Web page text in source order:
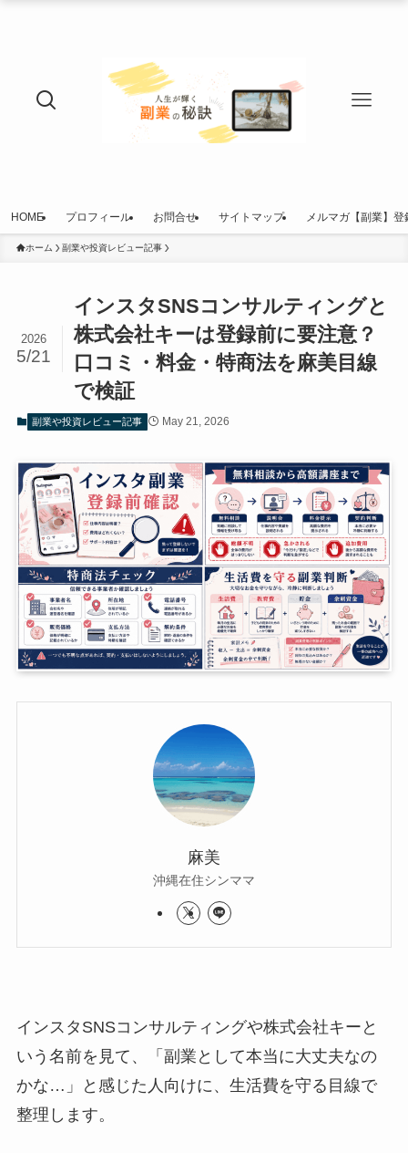
HOME プロフィール お問合せ サイトマップ メルマガ【副業】登
ホーム 副業や投資レビュー記事
インスタSNSコンサルティングと
株式会社キーは登録前に要注意？
口コミ・料金・特商法を麻美目線
で検証
2026
5/21
副業や投資レビュー記事 May 21, 2026
麻美
沖縄在住シンママ
インスタSNSコンサルティングや株式会社キーと
いう名前を見て、「副業として本当に大丈夫なの
かな…」と感じた人向けに、生活費を守る目線で
整理します。